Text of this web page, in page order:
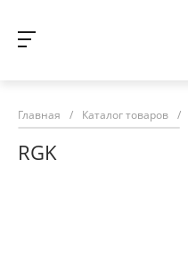
Главная / Каталог товаров /
RGK